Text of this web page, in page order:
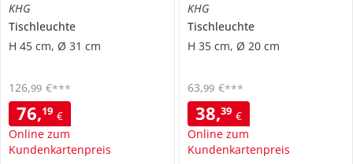
KHG
Tischleuchte
H 45 cm, Ø 31 cm
76,19 €
Online zum
Kundenkartenpreis
126,99 €***
KHG
Tischleuchte
H 35 cm, Ø 20 cm
38,39 €
Online zum
Kundenkartenpreis
63,99 €***